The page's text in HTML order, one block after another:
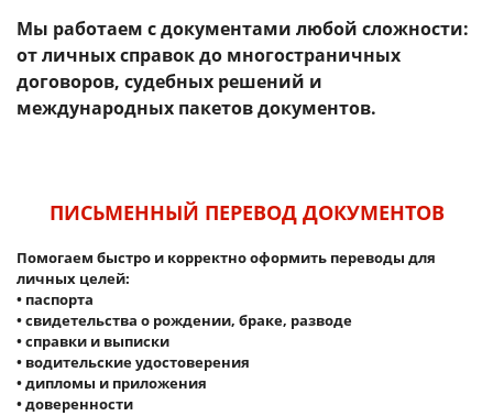
Мы работаем с документами любой сложности:
от личных справок до многостраничных
договоров, судебных решений и
международных пакетов документов.
ПИСЬМЕННЫЙ ПЕРЕВОД ДОКУМЕНТОВ
Помогаем быстро и корректно оформить переводы для
личных целей:
• паспорта
• свидетельства о рождении, браке, разводе
• справки и выписки
• водительские удостоверения
• дипломы и приложения
• доверенности